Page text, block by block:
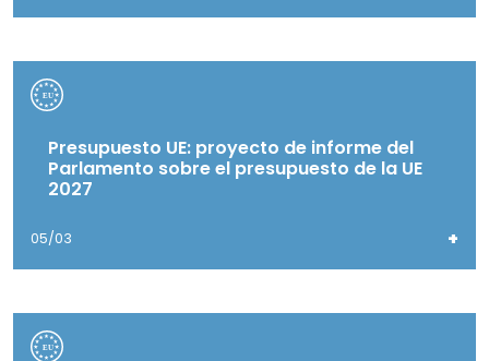
Presupuesto UE: proyecto de informe del
Parlamento sobre el presupuesto de la UE
2027
05/03 +